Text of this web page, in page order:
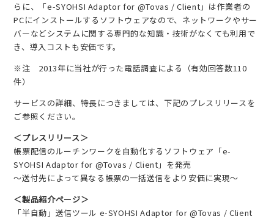
らに、「e-SYOHSI Adaptor for @Tovas / Client」は作業者の
PCにインストールするソフトウェアなので、ネットワークやサー
バーなどシステムに関する専門的な知識・技術がなくても利用で
き、導入コストも安価です。
※注 2013年に当社が行った電話調査による（有効回答数110
件）
サービスの詳細、特長につきましては、下記のプレスリリースを
ご参照ください。
＜プレスリリース＞
帳票配信のルーチンワークを自動化するソフトウェア「e-
SYOHSI Adaptor for @Tovas / Client」を発売
～送付先によって異なる帳票の一括送信をより安価に実現～
＜製品紹介ページ＞
「半自動」送信ツール e-SYOHSI Adaptor for @Tovas / Client